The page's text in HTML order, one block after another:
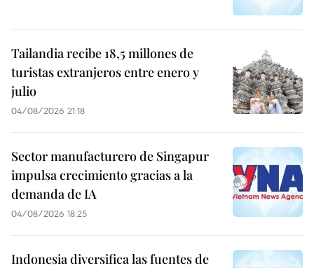
Tailandia recibe 18,5 millones de
turistas extranjeros entre enero y
julio
04/08/2026 21:18
Sector manufacturero de Singapur
impulsa crecimiento gracias a la
demanda de IA
04/08/2026 18:25
Indonesia diversifica las fuentes de